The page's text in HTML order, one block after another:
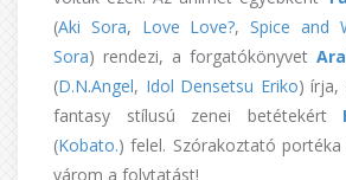
(Aki Sora, Love Love?, Spice and
Sora) rendezi, a forgatókönyvet
(D.N.Angel, Idol Densetsu Eriko) írja,
fantasy stílusú zenei betétekért
(Kobato.) felel. Szórakoztató
várom a folytatást!